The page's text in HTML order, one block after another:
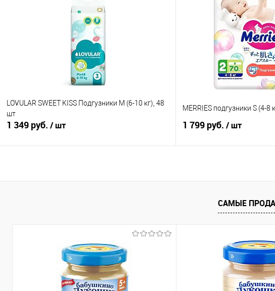
Купить в 1 клик
В избранное
LOVULAR SWEET KISS Подгузники M (6-10 кг), 48
шт
1 349 руб. / шт
MERRIES подгузники S (4-8
1 799 руб. / шт
САМЫЕ